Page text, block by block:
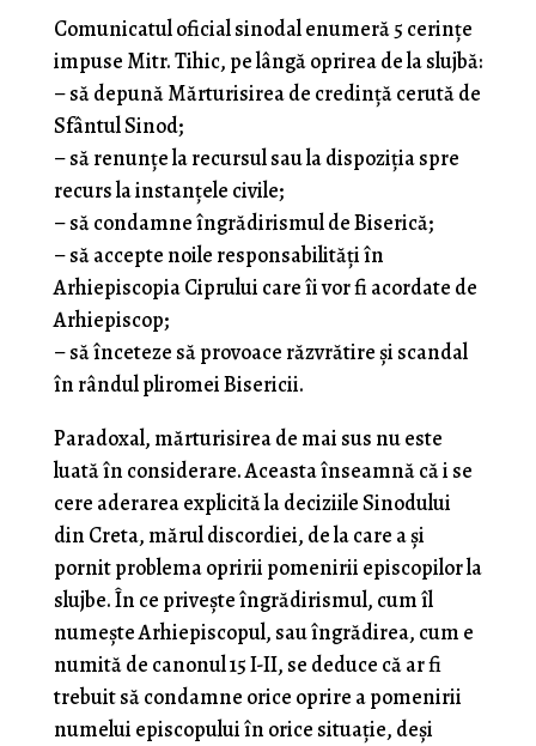
Comunicatul oficial sinodal enumeră 5 cerințe
impuse Mitr. Tihic, pe lângă oprirea de la slujbă:
– să depună Mărturisirea de credință cerută de
Sfântul Sinod;
– să renunțe la recursul sau la dispoziția spre
recurs la instanțele civile;
– să condamne îngrădirismul de Biserică;
– să accepte noile responsabilități în
Arhiepiscopia Ciprului care îi vor fi acordate de
Arhiepiscop;
– să înceteze să provoace răzvrătire și scandal
în rândul pliromei Bisericii.
Paradoxal, mărturisirea de mai sus nu este
luată în considerare. Aceasta înseamnă că i se
cere aderarea explicită la deciziile Sinodului
din Creta, mărul discordiei, de la care a și
pornit problema opririi pomenirii episcopilor la
slujbe. În ce privește îngrădirismul, cum îl
numește Arhiepiscopul, sau îngrădirea, cum e
numită de canonul 15 I-II, se deduce că ar fi
trebuit să condamne orice oprire a pomenirii
numelui episcopului în orice situație, deși